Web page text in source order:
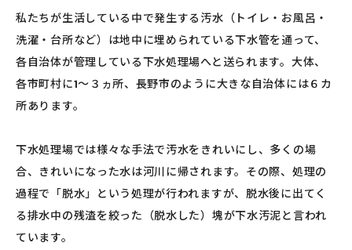
私たちが生活している中で発生する汚水（トイレ・お風呂・
洗濯・台所など）は地中に埋められている下水管を通って、
各自治体が管理している下水処理場へと送られます。大体、
各市町村に1～３ヵ所、長野市のように大きな自治体には６カ
所あります。
下水処理場では様々な手法で汚水をきれいにし、多くの場
合、きれいになった水は河川に帰されます。その際、処理の
過程で「脱水」という処理が行われますが、脱水後に出てく
る排水中の残渣を絞った（脱水した）塊が下水汚泥と言われ
ています。